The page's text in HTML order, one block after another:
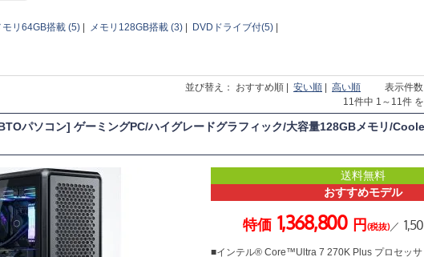
モリ64GB搭載 (5) | メモリ128GB搭載 (3) | DVDドライブ付(5) |
並び替え： おすすめ順 | 安い順 | 高い順 表示件数
11件中 1～11件
パソコン] ゲーミングPC/ハイグレードグラフィック/大容量128GBメモリ/
送料無料
おすすめモデル
特価 1,368,800 円(税抜)／
■インテル® Core™Ultra 7 270K Plus プロセッサ